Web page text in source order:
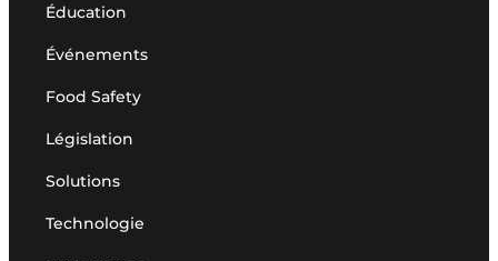
Éducation
Événements
Food Safety
Législation
Solutions
Technologie